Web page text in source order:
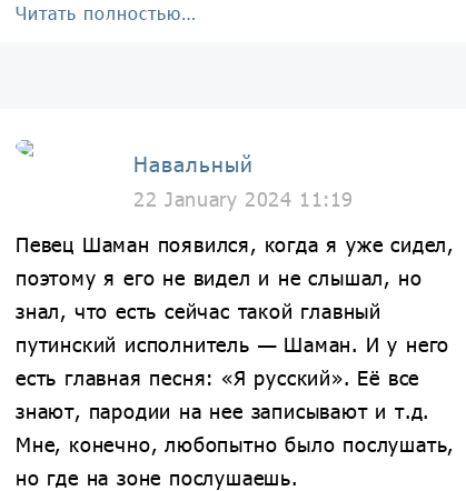
Читать полностью…
Навальный
22 January 2024 11:19
Певец Шаман появился, когда я уже сидел,
поэтому я его не видел и не слышал, но
знал, что есть сейчас такой главный
путинский исполнитель — Шаман. И у него
есть главная песня: «Я русский». Её все
знают, пародии на нее записывают и т.д.
Мне, конечно, любопытно было послушать,
но где на зоне послушаешь.